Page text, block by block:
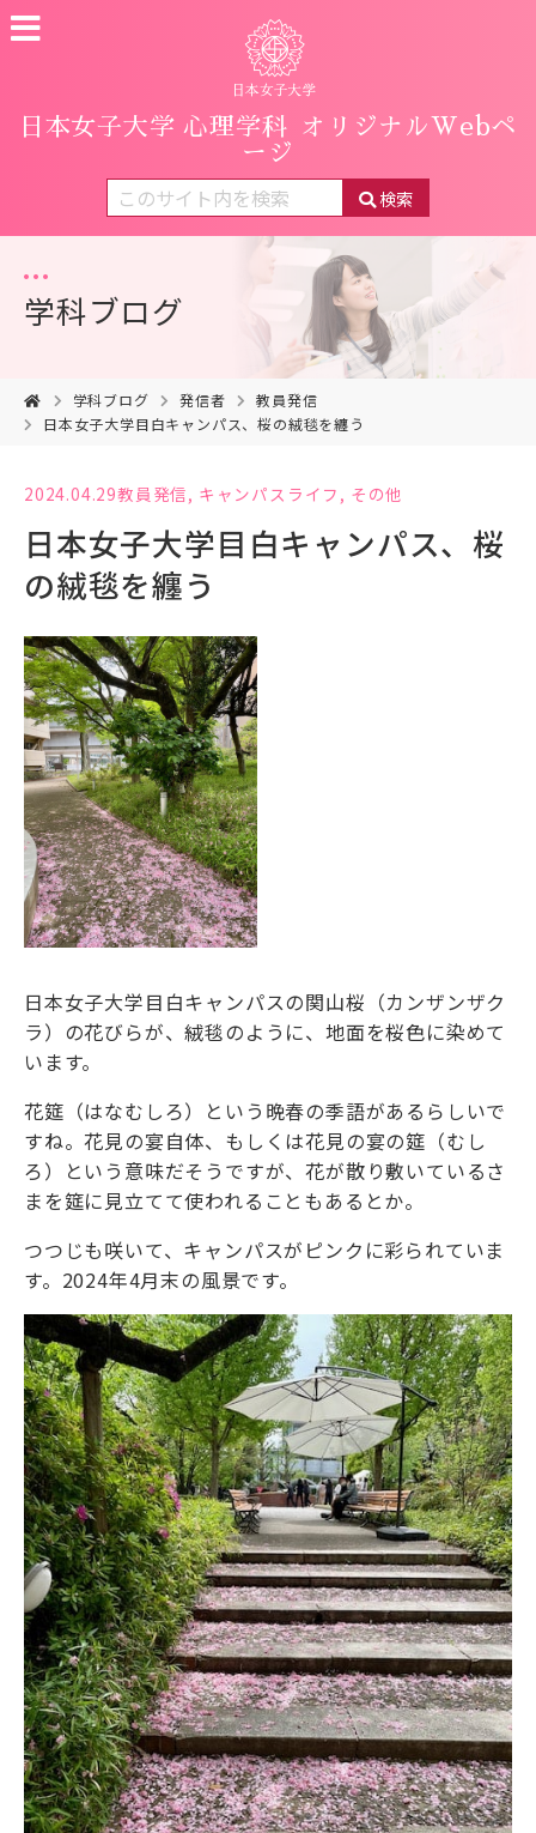
日本女子大学 心理学科
オリジナルWebペ
ージ
検索
学科ブログ
学科ブログ 発信者
教員発信
日本女子大学目白キャンパス、桜の絨毯を纏う
2024.04.29教員発信, キャンパスライフ , その他
日本女子大学目白キャンパス、桜
の絨毯を纏う
日本女子大学目白キャンパスの関山桜（カンザンザク
ラ）の花びらが、絨毯のように、地面を桜色に染めて
います。
花筵（はなむしろ）という晩春の季語があるらしいで
すね。花見の宴自体、もしくは花見の宴の筵（むし
ろ）という意味だそうですが、花が散り敷いているさ
まを筵に見立てて使われることもあるとか。
つつじも咲いて、キャンパスがピンクに彩られていま
す。2024年4月末の風景です。